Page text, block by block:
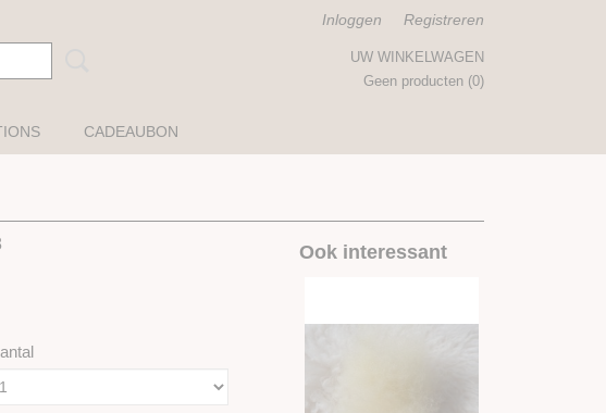
Inloggen Registreren
UW WINKELWAGEN
Geen producten (0)
CADEAUBON
Ook interessant